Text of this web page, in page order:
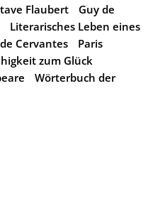
Flaubert
Guy de
Literarisches Leben eines
Cervantes
Paris
zum Glück
Wörterbuch der